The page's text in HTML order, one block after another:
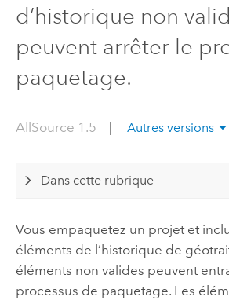
d’historique non
peuvent arrêter le
paquetage.
AllSource 1.5 | Autres versions
Dans cette rubrique
Vous empaquetez un projet et
éléments de l’historique de
éléments non valides peuvent
processus de paquetage. Les